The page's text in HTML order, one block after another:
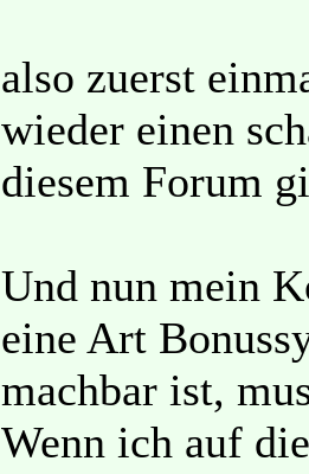
also zuerst
wieder einen
diesem Forum
Und nun mein
eine Art
machbar ist,
Wenn ich auf